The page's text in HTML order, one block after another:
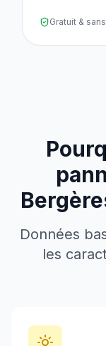
Gratuit &
Données
les